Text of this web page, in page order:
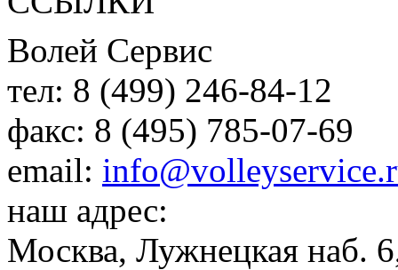
Волей Сервис
тел: 8 (499) 246-84-12
факс: 8 (495) 785-07-69
email:
наш адрес:
Москва, Лужнецкая наб.